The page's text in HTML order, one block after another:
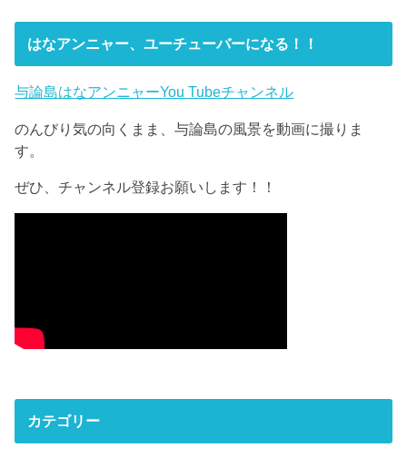
はなアンニャー、ユーチューバーになる！！
与論島はなアンニャーYou Tubeチャンネル
のんびり気の向くまま、与論島の風景を動画に撮りま
す。
ぜひ、チャンネル登録お願いします！！
カテゴリー